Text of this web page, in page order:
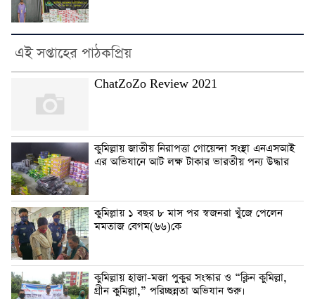
এই সপ্তাহের পাঠকপ্রিয়
ChatZoZo Review 2021
কুমিল্লায় জাতীয় নিরাপত্তা গোয়েন্দা সংস্থা এনএসআই
এর অভিযানে আট লক্ষ টাকার ভারতীয় পন্য উদ্ধার
কুমিল্লায় ১ বছর ৮ মাস পর স্বজনরা খুঁজে পেলেন
মমতাজ বেগম(৬৬)কে
কুমিল্লায় হাজা-মজা পুকুর সংস্কার ও “ক্লিন কুমিল্লা,
গ্রীন কুমিল্লা,” পরিচ্ছন্নতা অভিযান শুরু।